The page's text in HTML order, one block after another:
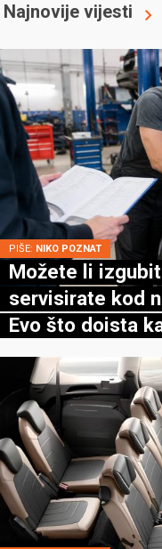
Najnovije vijesti
PIŠE: NIKO POZNAT
Možete li
servisirate kod
Evo što doista